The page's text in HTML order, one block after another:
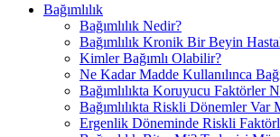
Bağımlılık
Bağımlılık Nedir?
Bağımlılık Kronik Bir Beyin
Kimler Bağımlı Olabilir?
Ne Kadar Madde Kullanılınca
Bağımlılıkta Koruyucu Faktörler
Bağımlılıkta Riskli Dönemler Var
Ergenlik Döneminde Riskli